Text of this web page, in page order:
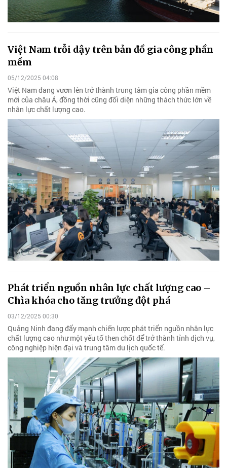
Việt Nam trỗi dậy trên bản đồ gia công phần
mềm
05/12/2025 04:08
Việt Nam đang vươn lên trở thành trung tâm gia công phần mềm
mới của châu Á, đồng thời cũng đối diện những thách thức lớn về
nhân lực chất lượng cao.
Phát triển nguồn nhân lực chất lượng cao –
Chìa khóa cho tăng trưởng đột phá
03/12/2025 00:30
Quảng Ninh đang đẩy mạnh chiến lược phát triển nguồn nhân lực
chất lượng cao như một yếu tố then chốt để trở thành tỉnh dịch vụ,
công nghiệp hiện đại và trung tâm du lịch quốc tế.